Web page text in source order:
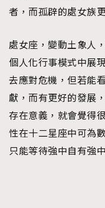
者，而孤辟的處女族
處女座，變動土象人
個人化行事模式中展
去應對危機，但若能
獻，而有更好的發展
存在意義，就會覺得
性在十二星座中可為
只能等待強中自有強